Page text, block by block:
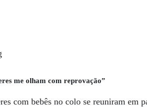
me olham com reprovação”
com bebês no colo se reuniram em